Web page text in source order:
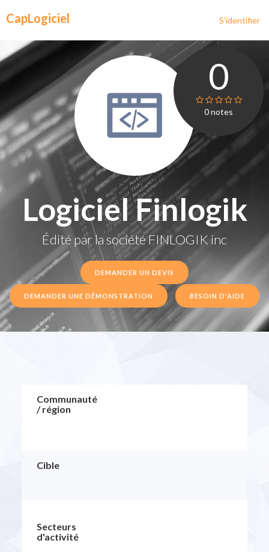
CapLogiciel S'identifier
0
0notes
Logiciel Finlogik
Édité par la sociétéFINLOGIK inc
DEMANDER UN DEVIS
DEMANDER UNE DÉMONSTRATION BESOIN D'AIDE
Communauté
/ région
Cible
Secteurs
d'activité